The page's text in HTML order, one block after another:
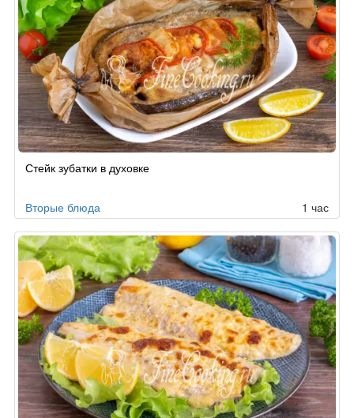
Стейк зубатки в духовке
Вторые блюда 1 час